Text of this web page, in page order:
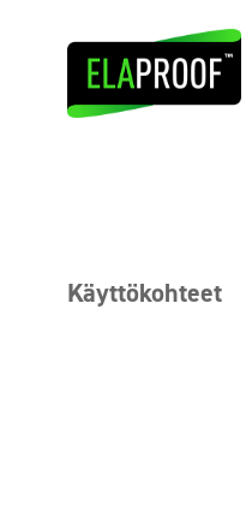
Käyttökohteet